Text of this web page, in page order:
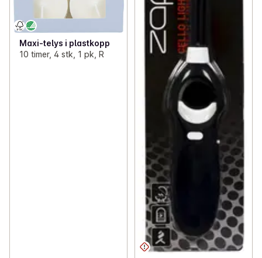
Maxi-telys i plastkopp
10 timer, 4 stk, 1 pk, R